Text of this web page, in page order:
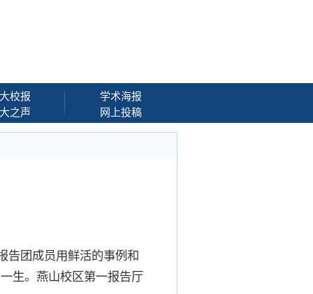
校报
之声
学术海报
网上投稿
告团成员用鲜活的事例和
生。燕山校区第一报告厅